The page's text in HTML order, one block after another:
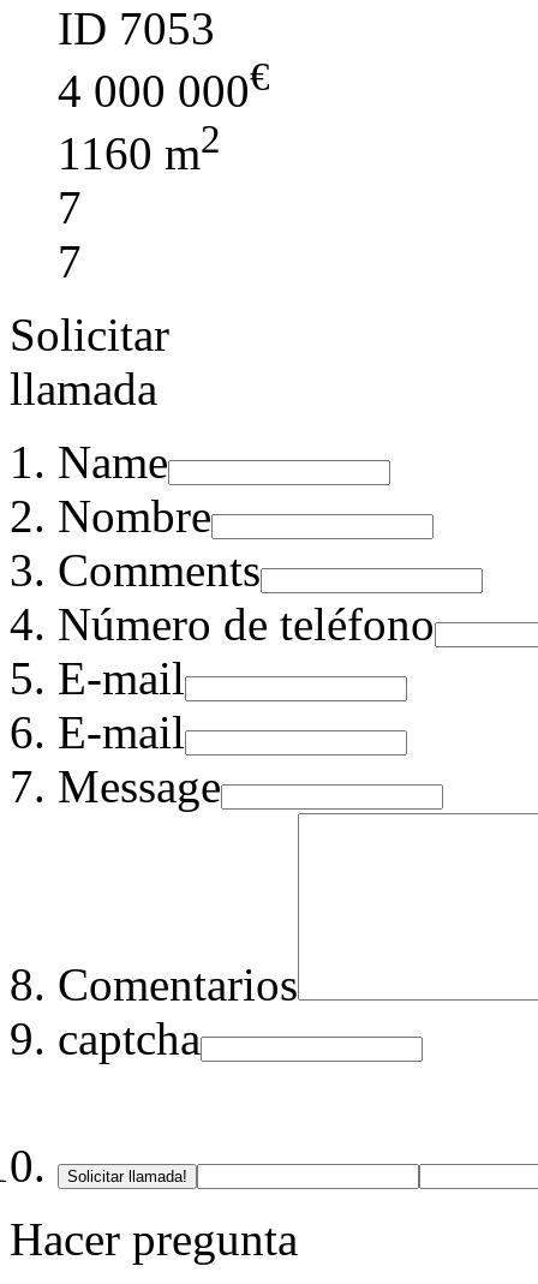
ID 7053
4 000 000€
1160 m2
7
7
Solicitar
llamada
Name
Nombre
Comments
Número de teléfono
E-mail
E-mail
Message
Comentarios
captcha
Solicitar llamada!
Hacer pregunta